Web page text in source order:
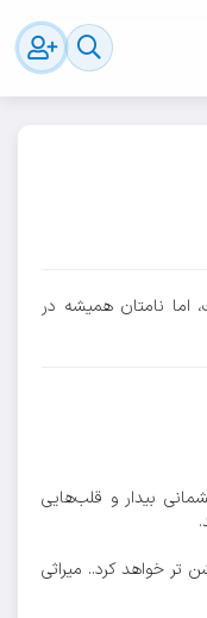
۷۰۴ پارسال
اما نامتان همیشه در
بیدار و قلب‌هایی
تر خواهد کرد.. میراثی